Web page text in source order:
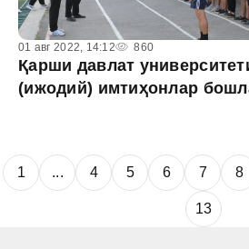
01 авг 2022, 14:12 860
Қарши давлат
(ижодий) имтиҳонлар
1 ... 4 5 6 7 8
13